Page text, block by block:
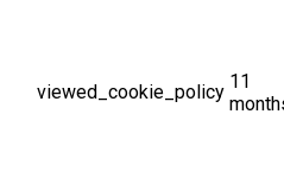
viewed_cookie_policy 11